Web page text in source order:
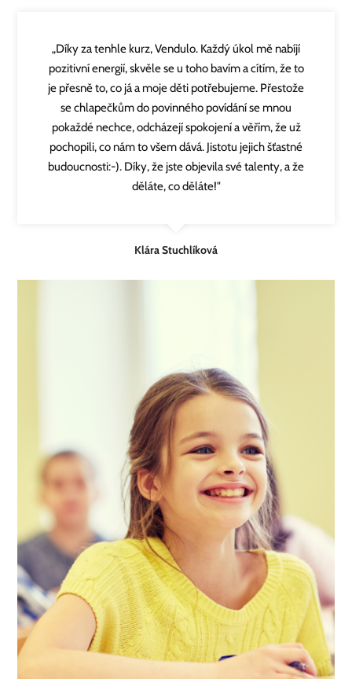
„Díky za tenhle kurz, Vendulo. Každý úkol mě nabíjí
pozitivní energií, skvěle se u toho bavím a cítím, že to
je přesně to, co já a moje děti potřebujeme. Přestože
se chlapečkům do povinného povídání se mnou
pokaždé nechce, odcházejí spokojení a věřím, že už
pochopili, co nám to všem dává. Jistotu jejich šťastné
budoucnosti:-). Díky, že jste objevila své talenty, a že
děláte, co děláte!"
Klára Stuchlíková